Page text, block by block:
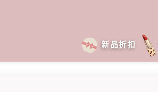
新品折扣